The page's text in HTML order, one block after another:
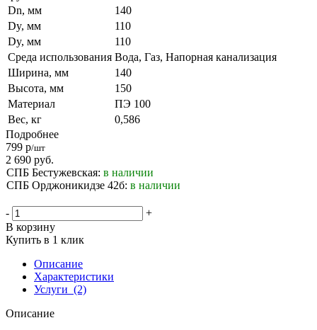
Dn, мм
140
Dy, мм
110
Dy, мм
110
Среда использования Вода, Газ, Напорная канализация
Ширина, мм
140
Высота, мм
150
Материал
ПЭ 100
Вес, кг
0,586
Подробнее
799 р/шт
2 690 руб.
СПБ Бестужевская: в наличии
СПБ Орджоникидзе 42б: в наличии
-
+
В корзину
Купить в 1 клик
Описание
Характеристики
Услуги (2)
Описание